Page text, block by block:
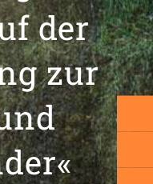
der
zur